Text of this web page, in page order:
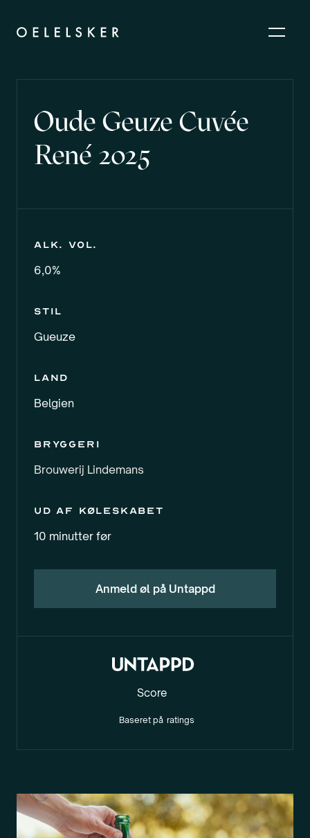
Oude Geuze Cuvée
René 2025
Alk. vol.
6,0%
Stil
Gueuze
Land
Belgien
Bryggeri
Brouwerij Lindemans
Ud af køleskabet
10 minutter før
Anmeld øl på Untappd
Score
Baseret på ratings